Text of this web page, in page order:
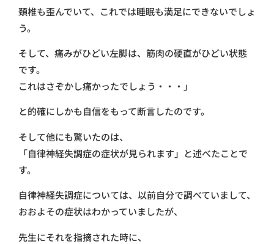
頚椎も歪んでいて、これでは睡眠も満足にできないでしょ
う。
そして、痛みがひどい左脚は、筋肉の硬直がひどい状態
です。
これはさぞかし痛かったでしょう・・・」
と的確にしかも自信をもって断言したのです。
そして他にも驚いたのは、
「自律神経失調症の症状が見られます」と述べたことで
す。
自律神経失調症については、以前自分で調べていまして、
おおよその症状はわかっていましたが、
先生にそれを指摘された時に、